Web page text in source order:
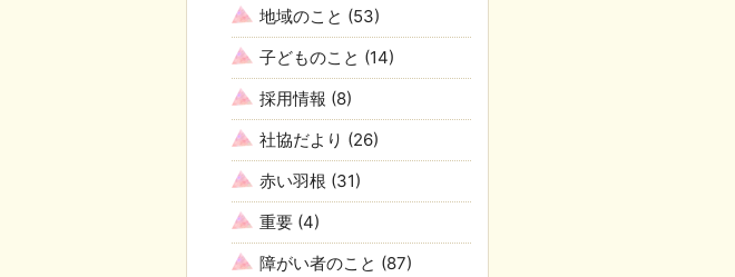
地域のこと (53)
子どものこと (14)
採用情報 (8)
社協だより (26)
赤い羽根 (31)
重要 (4)
障がい者のこと (87)